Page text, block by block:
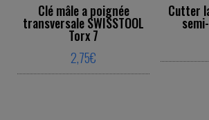
Clé mâle a poignée
transversale SWISSTOOL
Torx 7
2,75€
Cutter